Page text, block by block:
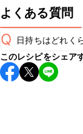
よくある質問
Q 日持ちはどれく
保存期間は冷蔵
し上がりください
このレシピをシェア